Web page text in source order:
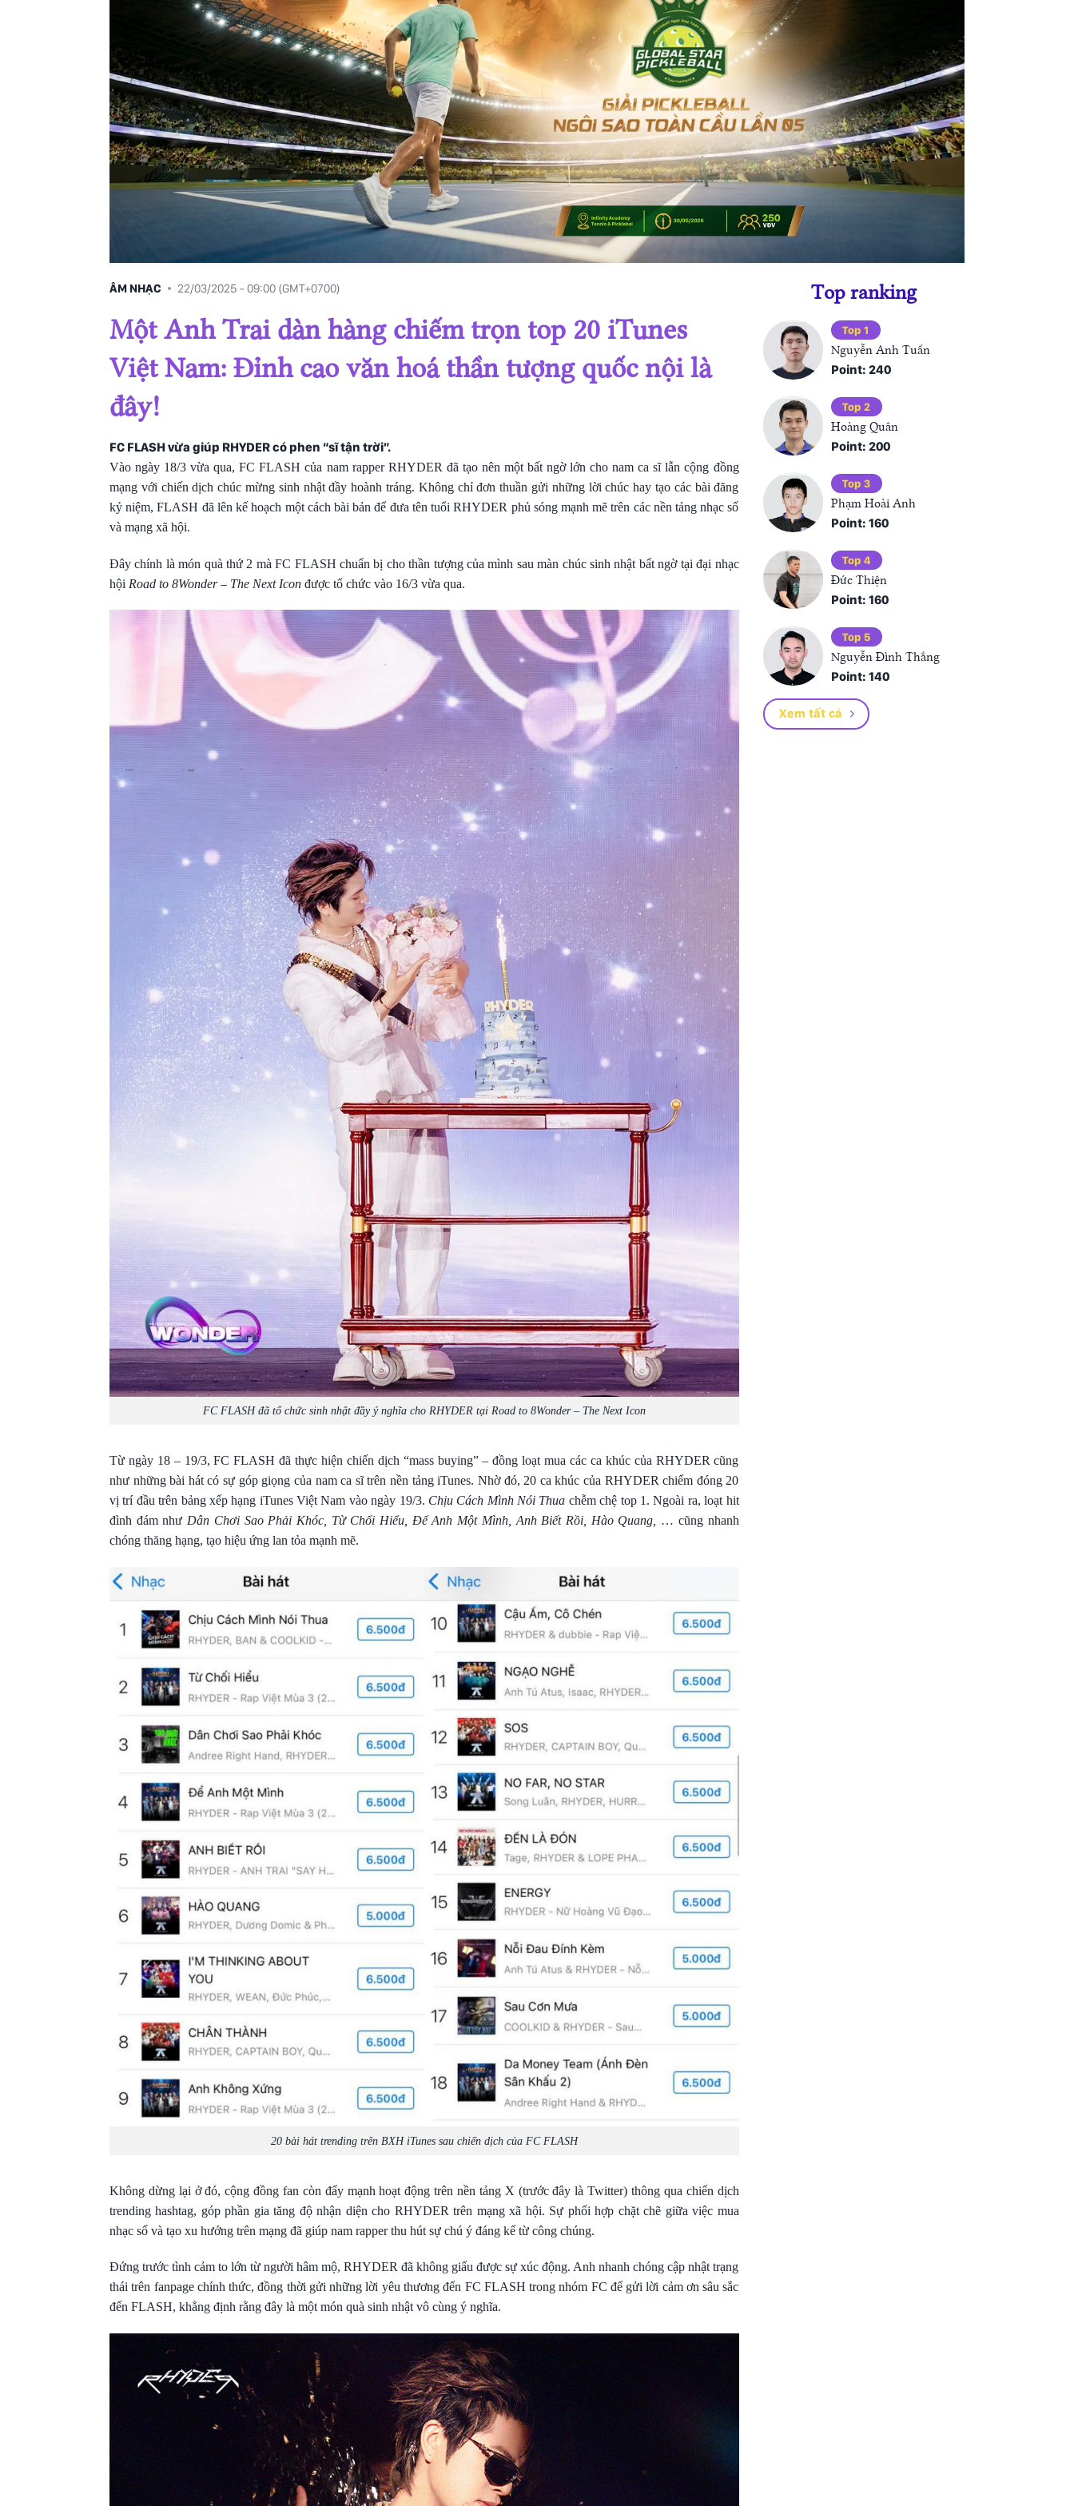
14/06/2025 Giải Pickleball Ngôi sao Toàn cầu lần 4 năm 2025
17/05/2025 Giải Pickleball Ngôi sao Toàn cầu lần 3 năm 2025
26/04/2025 Giải Pickleball Ngôi sao Toàn cầu lần 2 năm 2025
08/03/2025 Giải Pickleball Ngôi sao Toàn cầu lần 1 năm 2025
ÂM NHẠC 22/03/2025 - 09:00 (GMT+0700)
Một Anh Trai dàn hàng chiếm trọn top 20 iTunes
Việt Nam: Đỉnh cao văn hoá thần tượng quốc nội là
đây!
FC FLASH vừa giúp RHYDER có phen “sĩ tận trời”.
Vào ngày 18/3 vừa qua, FC FLASH của nam rapper RHYDER đã tạo nên một bất ngờ lớn cho nam ca sĩ lẫn cộng đồng
mạng với chiến dịch chúc mừng sinh nhật đầy hoành tráng. Không chỉ đơn thuần gửi những lời chúc hay tạo các bài đăng
kỷ niệm, FLASH đã lên kế hoạch một cách bài bản để đưa tên tuổi RHYDER phủ sóng mạnh mẽ trên các nền tảng nhạc số
và mạng xã hội.
Đây chính là món quà thứ 2 mà FC FLASH chuẩn bị cho thần tượng của mình sau màn chúc sinh nhật bất ngờ tại đại nhạc
hội Road to 8Wonder – The Next Icon được tổ chức vào 16/3 vừa qua.
FC FLASH đã tổ chức sinh nhật đầy ý nghĩa cho RHYDER tại Road to 8Wonder – The Next Icon
Từ ngày 18 – 19/3, FC FLASH đã thực hiện chiến dịch “mass buying” – đồng loạt mua các ca khúc của RHYDER cũng
như những bài hát có sự góp giọng của nam ca sĩ trên nền tảng iTunes. Nhờ đó, 20 ca khúc của RHYDER chiếm đóng 20
vị trí đầu trên bảng xếp hạng iTunes Việt Nam vào ngày 19/3. Chịu Cách Mình Nói Thua chễm chệ top 1. Ngoài ra, loạt hit
đình đám như Dân Chơi Sao Phải Khóc, Từ Chối Hiểu, Để Anh Một Mình, Anh Biết Rồi, Hào Quang, … cũng nhanh
chóng thăng hạng, tạo hiệu ứng lan tỏa mạnh mẽ.
20 bài hát trending trên BXH iTunes sau chiến dịch của FC FLASH
Không dừng lại ở đó, cộng đồng fan còn đẩy mạnh hoạt động trên nền tảng X (trước đây là Twitter) thông qua chiến dịch
trending hashtag, góp phần gia tăng độ nhận diện cho RHYDER trên mạng xã hội. Sự phối hợp chặt chẽ giữa việc mua
nhạc số và tạo xu hướng trên mạng đã giúp nam rapper thu hút sự chú ý đáng kể từ công chúng.
Đứng trước tình cảm to lớn từ người hâm mộ, RHYDER đã không giấu được sự xúc động. Anh nhanh chóng cập nhật trạng
thái trên fanpage chính thức, đồng thời gửi những lời yêu thương đến FC FLASH trong nhóm FC để gửi lời cảm ơn sâu sắc
đến FLASH, khẳng định rằng đây là một món quà sinh nhật vô cùng ý nghĩa.
Top ranking
Top 1
Nguyễn Anh Tuấn
Point: 240
Top 2
Hoàng Quân
Point: 200
Top 3
Phạm Hoài Anh
Point: 160
Top 4
Đức Thiện
Point: 160
Top 5
Nguyễn Đình Thắng
Point: 140
Xem tất cả